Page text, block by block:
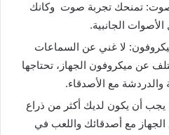
تمنحك تجربة صوت وكانك
الجانبية.
لا غني عن السماعات
عن ميكروفون الجهاز، تحتاجها
والدردشة مع الأصدقاء.
أن يكون لديك أكثر من ذراع
مع أصدقائك واللعب في